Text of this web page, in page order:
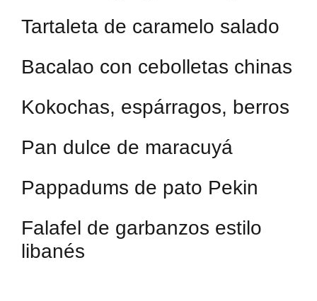
Tartaleta de caramelo salado
Bacalao con cebolletas chinas
Kokochas, espárragos, berros
Pan dulce de maracuyá
Pappadums de pato Pekin
Falafel de garbanzos estilo
libanés